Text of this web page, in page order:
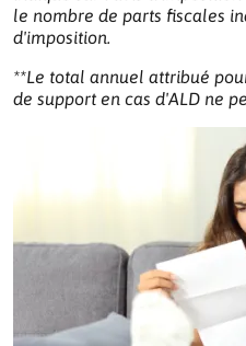
le nombre de parts fiscales
d'imposition.
**Le total annuel attribué
de support en cas d'ALD ne